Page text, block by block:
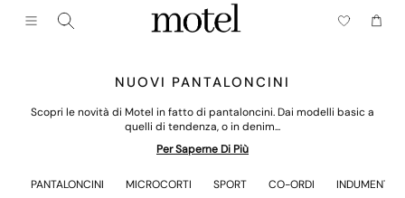
Menu
Chiudere (esc)
NUOVI PANTALONCINI
Scopri le novità di Motel in fatto di pantaloncini. Dai modelli basic a
quelli di tendenza, o in denim...
Per Saperne Di Più
PANTALONCINI MICROCORTI SPORT CO-ORDI INDUMENTI